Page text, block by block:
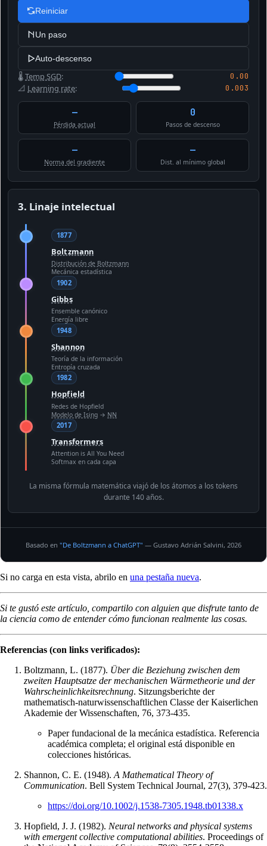
Si no carga en esta vista, abrilo en una pestaña nueva.
Si te gustó este artículo, compartilo con alguien que disfrute tanto de
la ciencia como de entender cómo funcionan realmente las cosas.
Referencias (con links verificados):
Boltzmann, L. (1877). Über die Beziehung zwischen dem
zweiten Hauptsatze der mechanischen Wärmetheorie und der
Wahrscheinlichkeitsrechnung. Sitzungsberichte der
mathematisch-naturwissenschaftlichen Classe der Kaiserlichen
Akademie der Wissenschaften, 76, 373-435.
Paper fundacional de la mecánica estadística. Referencia
académica completa; el original está disponible en
colecciones históricas.
Shannon, C. E. (1948). A Mathematical Theory of
Communication. Bell System Technical Journal, 27(3), 379-423.
https://doi.org/10.1002/j.1538-7305.1948.tb01338.x
Hopfield, J. J. (1982). Neural networks and physical systems
with emergent collective computational abilities. Proceedings of